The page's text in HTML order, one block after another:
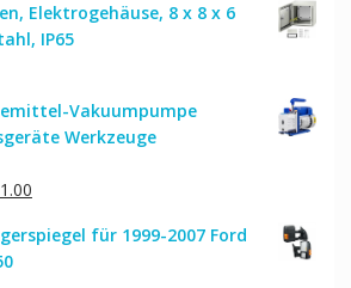
ist:
CHF 38.00.
Elektrogehäuse, 8 x 8 x 6
IP65
Vakuumpumpe
Werkzeuge
Aktueller
ist:
für 1999-2007 Ford